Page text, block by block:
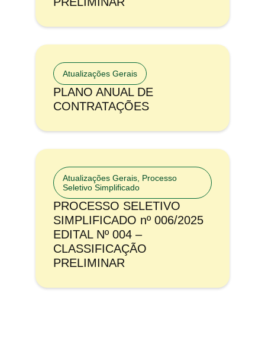
Atualizações Gerais
PLANO ANUAL DE
CONTRATAÇÕES
Atualizações Gerais Processo
Seletivo Simplificado
PROCESSO SELETIVO
SIMPLIFICADO nº 006/2025
EDITAL Nº 004 –
CLASSIFICAÇÃO
PRELIMINAR